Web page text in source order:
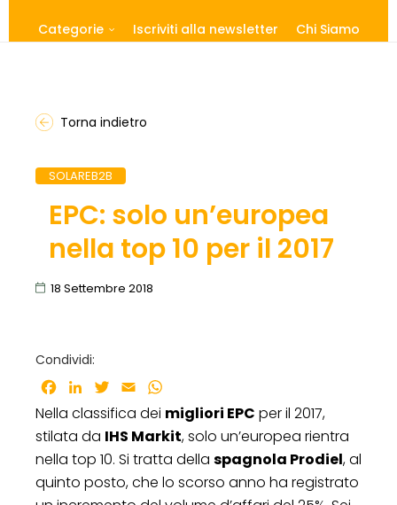
Categorie Iscriviti alla newsletter Chi Siamo
Torna indietro
SOLAREB2B
EPC: solo un’europea
nella top 10 per il 2017
18 Settembre 2018
Condividi:
Facebook
LinkedInTwitter
Email
Nella classifica dei migliori EPC per il 2017,
stilata da IHS Markit, solo un’europea rientra
nella top 10. Si tratta della spagnola Prodiel, al
quinto posto, che lo scorso anno ha registrato